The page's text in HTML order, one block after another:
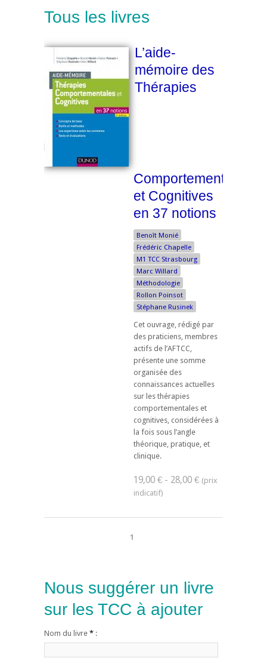
Tous les livres
L’aide-
mémoire des
Thérapies
Comportementales
et Cognitives
en 37 notions
Benoît Monié
Frédéric Chapelle
M1 TCC Strasbourg
Marc Willard
Méthodologie
Rollon Poinsot
Stéphane Rusinek
Cet ouvrage, rédigé par
des praticiens, membres
actifs de l’AFTCC,
présente une somme
organisée des
connaissances actuelles
sur les thérapies
comportementales et
cognitives, considérées à
la fois sous l’angle
théorique, pratique, et
clinique.
19,00 € - 28,00 €
1
Nous suggérer un livre
sur les TCC à ajouter
Nom du livre * :